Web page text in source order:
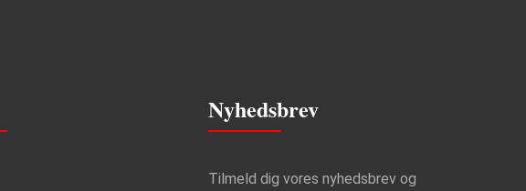
Nyhedsbrev
Tilmeld dig vores nyhedsbrev og